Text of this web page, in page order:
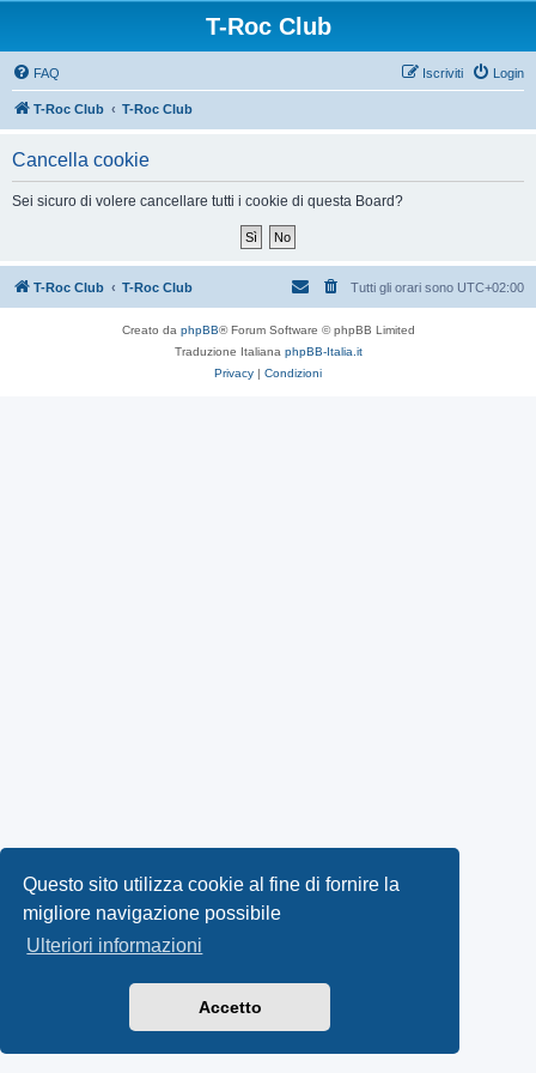
Questo sito utilizza cookie al fine di fornire la
migliore navigazione possibile
Ulteriori informazioni
Accetto
T-Roc Club
FAQ Login
Iscriviti
T-Roc Club T-Roc Club
Cancella cookie
Sei sicuro di volere cancellare tutti i cookie di questa Board?
T-Roc Club T-Roc Club Tutti gli orari sono UTC+02:00
Creato da phpBB® Forum Software © phpBB Limited
Traduzione Italiana phpBB-Italia.it
Privacy | Condizioni